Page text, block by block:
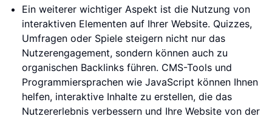
Ein weiterer wichtiger Aspekt ist die Nutzung von
interaktiven Elementen auf Ihrer Website. Quizzes,
Umfragen oder Spiele steigern nicht nur das
Nutzerengagement, sondern können auch zu
organischen Backlinks führen. CMS-Tools und
Programmiersprachen wie JavaScript können Ihnen
helfen, interaktive Inhalte zu erstellen, die das
Nutzererlebnis verbessern und Ihre Website von der